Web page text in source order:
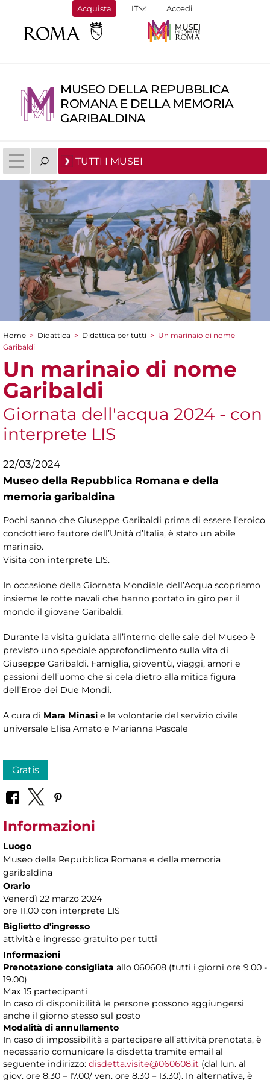
Acquista Accedi
MUSEO DELLA REPUBBLICA
ROMANA E DELLA MEMORIA
GARIBALDINA
TUTTI I MUSEI
Tu sei qui
Home > Didattica > Didattica per tutti > Un marinaio di nome
Garibaldi
Un marinaio di nome
Garibaldi
Giornata dell'acqua 2024 - con
interprete LIS
22/03/2024
Museo della Repubblica Romana e della
memoria garibaldina
Pochi sanno che Giuseppe Garibaldi prima di essere l’eroico
condottiero fautore dell’Unità d’Italia, è stato un abile
marinaio.
Visita con interprete LIS.
In occasione della Giornata Mondiale dell’Acqua scopriamo
insieme le rotte navali che hanno portato in giro per il
mondo il giovane Garibaldi.
Durante la visita guidata all’interno delle sale del Museo è
previsto uno speciale approfondimento sulla vita di
Giuseppe Garibaldi. Famiglia, gioventù, viaggi, amori e
passioni dell’uomo che si cela dietro alla mitica figura
dell’Eroe dei Due Mondi.
A cura di Mara Minasi e le volontarie del servizio civile
universale Elisa Amato e Marianna Pascale
Gratis
Informazioni
Luogo
Museo della Repubblica Romana e della memoria
garibaldina
Orario
Venerdì 22 marzo 2024
ore 11.00 con interprete LIS
Biglietto d'ingresso
attività e ingresso gratuito per tutti
Informazioni
Prenotazione consigliata allo 060608 (tutti i giorni ore 9.00 -
19.00)
Max 15 partecipanti
In caso di disponibilità le persone possono aggiungersi
anche il giorno stesso sul posto
Modalità di annullamento
In caso di impossibilità a partecipare all’attività prenotata, è
necessario comunicare la disdetta tramite email al
seguente indirizzo: disdetta.visite@060608.it (dal lun. al
giov. ore 8.30 – 17.00/ ven. ore 8.30 – 13.30). In alternativa, è